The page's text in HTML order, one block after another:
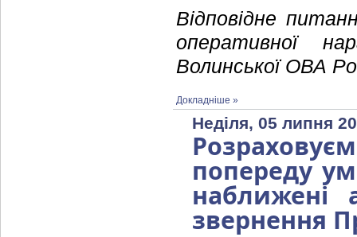
Відповідне
оперативної
Волинської ОВА
Докладніше »
Неділя, 05 липня
попереду
наближені
звернення